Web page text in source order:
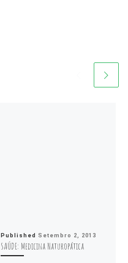
Published Setembro 2, 2013
SAÚDE: Medicina Naturopática